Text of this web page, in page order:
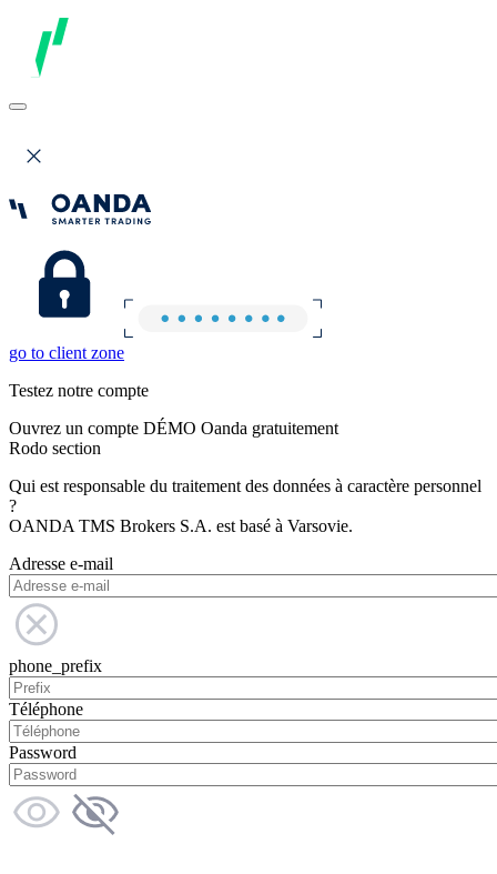
go to client zone
Testez notre compte
Ouvrez un compte DÉMO Oanda gratuitement
Rodo section
Qui est responsable du traitement des données à caractère personnel
?
OANDA TMS Brokers S.A. est basé à Varsovie.
Adresse e-mail
phone_prefix
Téléphone
Password